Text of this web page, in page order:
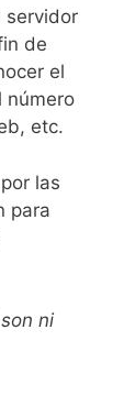
servidor
de
el
número
etc.
las
para
ni